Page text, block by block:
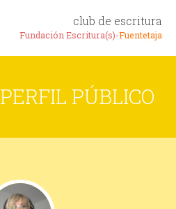
club de escritura
Fundación Escritura(s)-Fuentetaja
PERFIL PÚBLICO